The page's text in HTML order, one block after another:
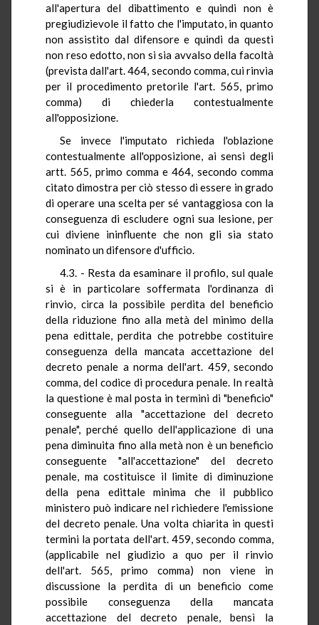
all'apertura del dibattimento e quindi non è
pregiudizievole il fatto che l'imputato, in quanto
non assistito dal difensore e quindi da questi
non reso edotto, non si sia avvalso della facoltà
(prevista dall'art. 464, secondo comma, cui rinvia
per il procedimento pretorile l'art. 565, primo
comma) di chiederla contestualmente
all'opposizione.
Se invece l'imputato richieda l'oblazione
contestualmente all'opposizione, ai sensi degli
artt. 565, primo comma e 464, secondo comma
citato dimostra per ciò stesso di essere in grado
di operare una scelta per sé vantaggiosa con la
conseguenza di escludere ogni sua lesione, per
cui diviene ininfluente che non gli sia stato
nominato un difensore d'ufficio.
4.3. - Resta da esaminare il profilo, sul quale
si è in particolare soffermata l'ordinanza di
rinvio, circa la possibile perdita del beneficio
della riduzione fino alla metà del minimo della
pena edittale, perdita che potrebbe costituire
conseguenza della mancata accettazione del
decreto penale a norma dell'art. 459, secondo
comma, del codice di procedura penale. In realtà
la questione è mal posta in termini di "beneficio"
conseguente alla "accettazione del decreto
penale", perché quello dell'applicazione di una
pena diminuita fino alla metà non è un beneficio
conseguente "all'accettazione" del decreto
penale, ma costituisce il limite di diminuzione
della pena edittale minima che il pubblico
ministero può indicare nel richiedere l'emissione
del decreto penale. Una volta chiarita in questi
termini la portata dell'art. 459, secondo comma,
(applicabile nel giudizio a quo per il rinvio
dell'art. 565, primo comma) non viene in
discussione la perdita di un beneficio come
possibile conseguenza della mancata
accettazione del decreto penale, bensì la